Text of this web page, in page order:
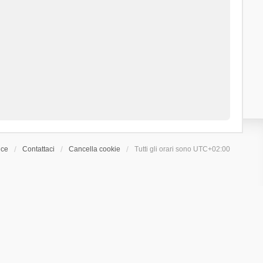
Contattaci Cancella cookie Tutti gli orari sono UTC+02:00